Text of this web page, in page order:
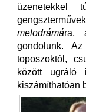
üzenetekkel
melodrámára,
gondolunk.
toposzoktól,
között ugráló
kiszámíthatóan